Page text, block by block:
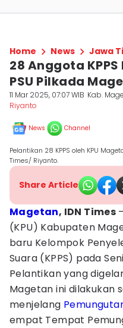
Home News Jawa
28 Anggota
PSU Pilkada
11 Mar 2025, 07:07 WIB Kab.
Riyanto
News Channel
Pelantikan 28 KPPS oleh KPU
Times/ Riyanto.
Share Article
Magetan, IDN Times
(KPU) Kabupaten
baru Kelompok
Suara (KPPS) pada
Pelantikan yang
Magetan ini dilakukan
menjelang
empat Tempat